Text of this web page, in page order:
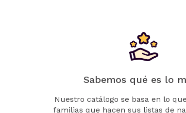
Sabemos qué es lo
Nuestro catálogo se basa en lo
familias que hacen sus listas de